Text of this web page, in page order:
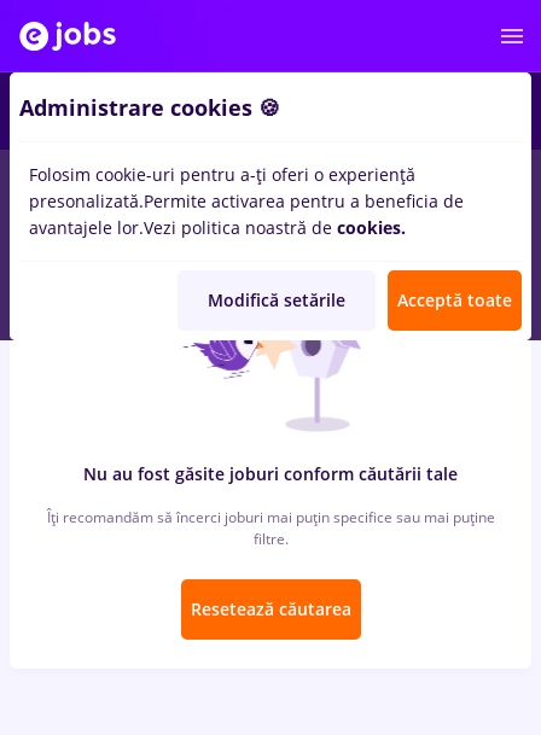
locuri de muncatoate, Full timeinIasi (Iasi)pentru
experientainConstructii / Instalatii
Nu au fost găsite joburi conform căutării tale
Îți recomandăm să încerci joburi mai puțin specifice sau mai puține
filtre.
Resetează căutarea
Administrare cookies 🍪
Folosim cookie-uri pentru a-ți oferi o experiență
presonalizată.Permite activarea pentru a beneficia de
avantajele lor.Vezi politica noastră de cookies.
Modifică setările Acceptă toate